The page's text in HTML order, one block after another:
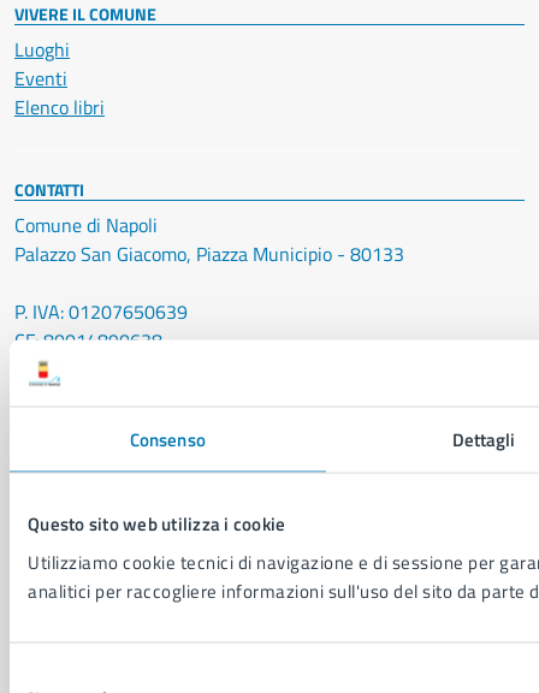
Consenso Dettagli
Questo sito web utilizza i cookie
Utilizziamo cookie tecnici di navigazione e di sessione per
analitici per raccogliere informazioni sull'uso del sito da parte
VIVERE IL COMUNE
Luoghi
Eventi
Elenco libri
CONTATTI
Comune di Napoli
Palazzo San Giacomo, Piazza Municipio - 80133
P. IVA: 01207650639
CF: 80014890638
LEI: 8156007FF4DEB97ABA09
Servizio Protocollo, URP e Albo Pretorio
urp@pec.comune.napoli.it
Leggi le FAQ
Prenotazione appuntamento
Segnalazione disservizio